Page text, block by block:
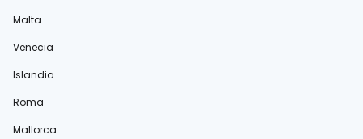
Malta
Venecia
Islandia
Roma
Mallorca